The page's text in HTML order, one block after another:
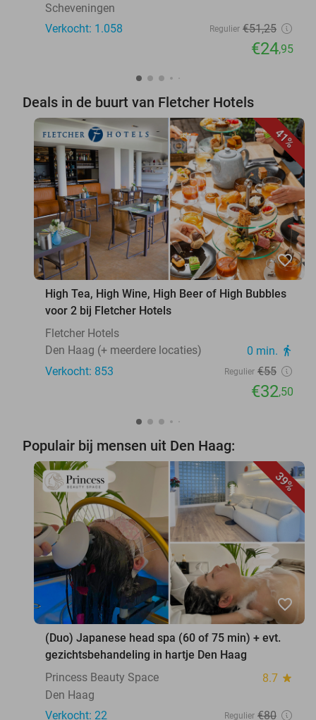
Scheveningen
Verkocht: 1.058
Regulier €51,25
€24,95
Deals in de buurt van Fletcher Hotels
41%
favorite_border
High Tea, High Wine, High Beer of High Bubbles
voor 2 bij Fletcher Hotels
Fletcher Hotels
Den Haag (+ meerdere locaties)
0 min. directions_walk
Verkocht: 853 Regulier €55
€32,50
Populair bij mensen uit Den Haag:
39%
favorite_border
(Duo) Japanese head spa (60 of 75 min) + evt.
gezichtsbehandeling in hartje Den Haag
Princess Beauty Space
8.7 star
Den Haag
Verkocht: 22
Regulier €80